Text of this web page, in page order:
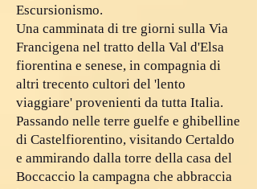
Escursionismo.
Una camminata di tre giorni sulla Via
Francigena nel tratto della Val d'Elsa
fiorentina e senese, in compagnia di
altri trecento cultori del 'lento
viaggiare' provenienti da tutta Italia.
Passando nelle terre guelfe e ghibelline
di Castelfiorentino, visitando Certaldo
e ammirando dalla torre della casa del
Boccaccio la campagna che abbraccia